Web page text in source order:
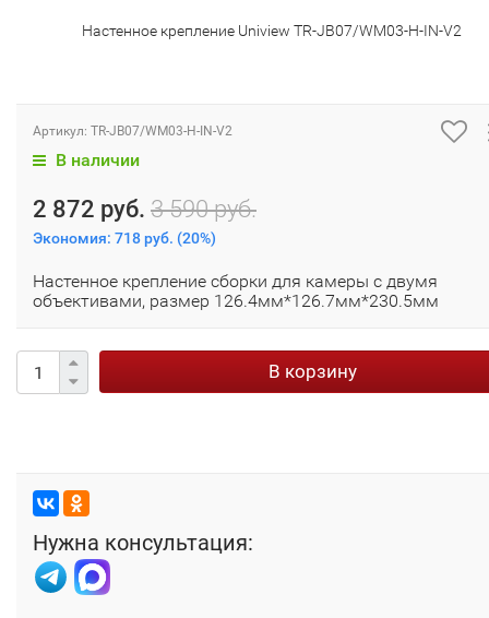
Настенное крепление Uniview TR-JB07/WM03-H-IN-V2
Артикул: TR-JB07/WM03-H-IN-V2
В наличии
2 872 руб. 3 590 руб.
Экономия: 718 руб. (20%)
Настенное крепление сборки для камеры с двумя
объективами, размер 126.4мм*126.7мм*230.5мм
В корзину
Нужна консультация: